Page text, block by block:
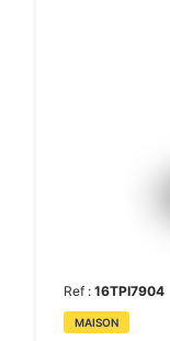
Ref : 16TPI7904
MAISON